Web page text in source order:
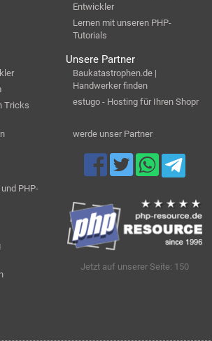
Entwickler
Lernen mit unseren PHP-
Tutorials
Tricks
Unsere Partner
Baukatastrophen.de |
Handwerker finden
estugo - Hosting für Ihren Shopr
werde unser Partner
PHP-
Jetzt auf unserer Seite: 150